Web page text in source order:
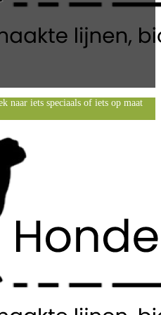
naar iets speciaals of iets op maat